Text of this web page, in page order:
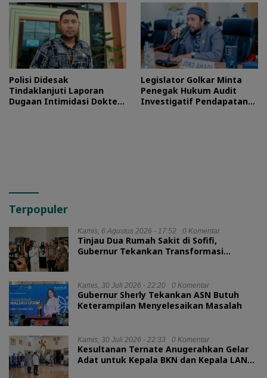
Polisi Didesak
Tindaklanjuti Laporan
Dugaan Intimidasi Dokter
Legislator Golkar Minta
Penegak Hukum Audit
Investigatif Pendapatan
Terpopuler
Kamis, 6 Agustus 2026 - 17:52 0 Komentar
Tinjau Dua Rumah Sakit di Sofifi,
Gubernur Tekankan Transformasi
Kamis, 30 Juli 2026 - 22:20 0 Komentar
Gubernur Sherly Tekankan ASN Butuh
Keterampilan Menyelesaikan Masalah
Kamis, 30 Juli 2026 - 22:33 0 Komentar
Kesultanan Ternate Anugerahkan Gelar
Adat untuk Kepala BKN dan Kepala LAN